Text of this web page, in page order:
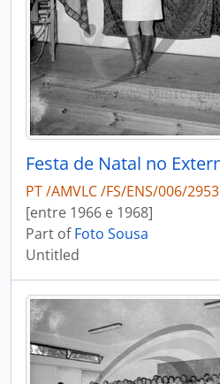
PT /AMVLC /FS/ENS/006/2953
[entre 1966 e 1968]
Part ofFoto Sousa
Untitled